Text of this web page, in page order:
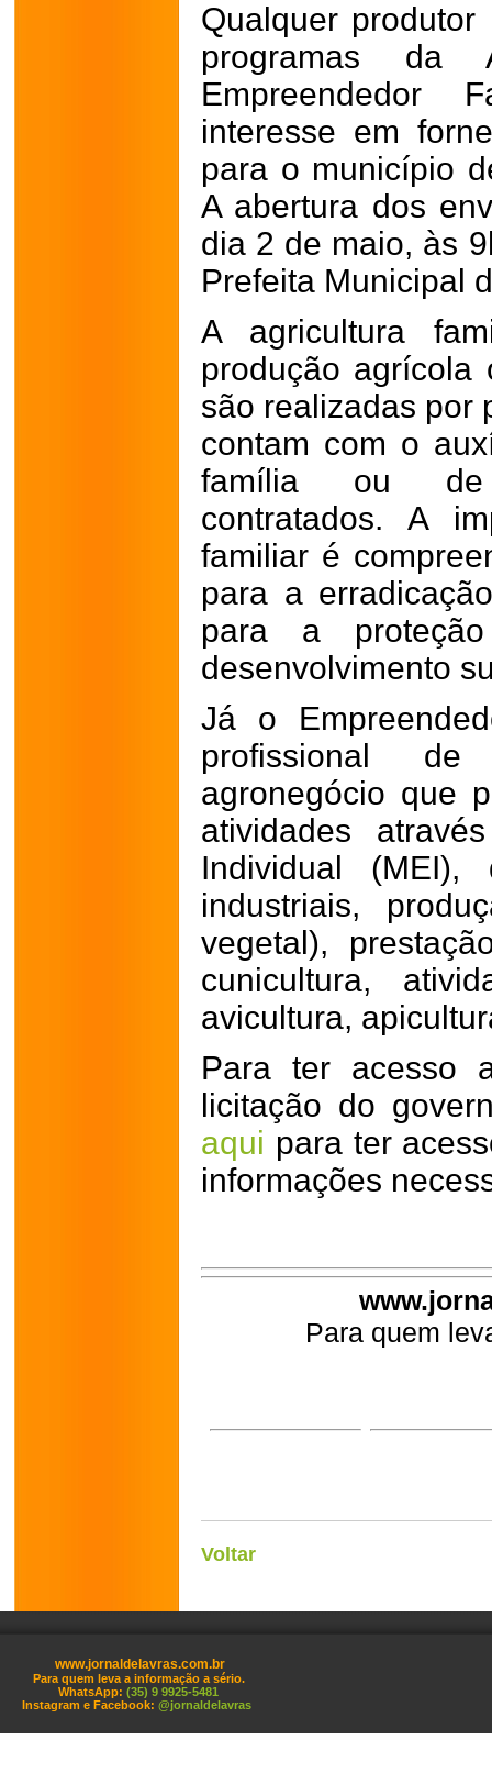
Qualquer
programas da
Empreendedor
interesse em
para o município
A abertura dos
dia 2 de maio, às
Prefeita Municipal
A agricultura
produção agrícola
são realizadas por
contam com o
família ou de
contratados. A
familiar é
para a
para a
desenvolvimento
Já o
profissional
agronegócio que
atividades
Individual (MEI),
industriais,
vegetal),
cunicultura,
avicultura,
Para ter acesso
licitação do
aqui para ter
informações
Para quem
Voltar
www.jornaldelavras.com.br
Para quem leva a informação a sério.
WhatsApp: (35) 9 9925-5481
Instagram e Facebook: @jornaldelavras